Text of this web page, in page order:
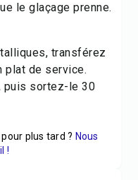
le glaçage prenne.
transférez
plat de service.
puis sortez-le 30
plus tard ? Nous
!